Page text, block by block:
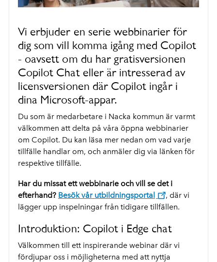
Vi erbjuder en serie webbinarier för
dig som vill komma igång med Copilot
- oavsett om du har gratisversionen
Copilot Chat eller är intresserad av
licensversionen där Copilot ingår i
dina Microsoft-appar.
Du som är medarbetare i Nacka kommun är varmt
välkommen att delta på våra öppna webbinarier
om Copilot. Du kan läsa mer nedan om vad varje
tillfälle handlar om, och anmäler dig via länken för
respektive tillfälle.
Har du missat ett webbinarie och vill se det i
efterhand? Besök vår utbildningsportal
, där vi
lägger upp inspelningar från tidigare tillfällen.
Introduktion: Copilot i Edge chat
Välkommen till ett inspirerande webinar där vi
fördjupar oss i möjligheterna med att nyttja